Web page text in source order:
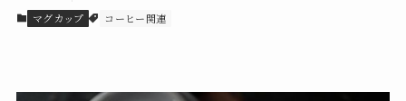
マグカップ コーヒー関連